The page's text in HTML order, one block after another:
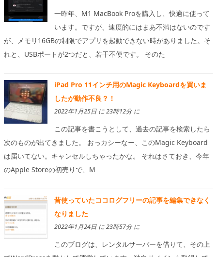
一昨年、M1 MacBook Proを購入し、快適に使って
います。ですが、速度的にはまあ不満はないのです
が、メモリ16GBの制限でアプリを起動できない時がありました。そ
れと、USBポートが2つだと、若干不便です。 そのた
iPad Pro 11インチ用のMagic Keyboardを買いま
したが動作不良？！
2022年1月25日 に 23時12分 に
この記事を書こうとして、過去の記事を検索したら
次のものが出てきました。 おっカシーなー、このMagic Keyboard
は届いてない。キャンセルしちゃったかな。 それはさておき、今年
のApple Storeの初売りで、M
昔使っていたココログフリーの記事を編集できなく
なりました
2022年1月24日 に 23時57分 に
このブログは、レンタルサーバーを借りて、その上